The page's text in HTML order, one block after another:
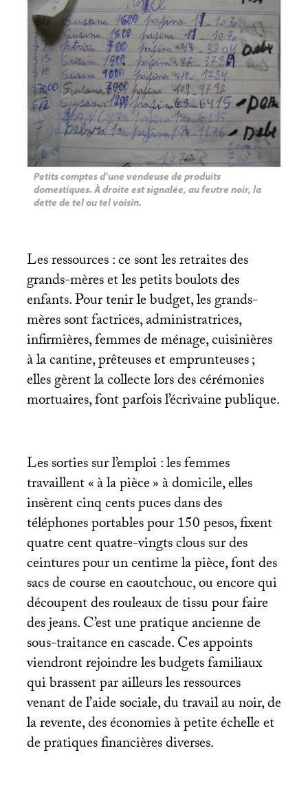
Petits comptes d’une vendeuse de produits
domestiques. À droite est signalée, au feutre noir, la
dette de tel ou tel voisin.
Les ressources : ce sont les retraites des
grands-mères et les petits boulots des
enfants. Pour tenir le budget, les grands-
mères sont factrices, administratrices,
infirmières, femmes de ménage, cuisinières
à la cantine, prêteuses et emprunteuses;
elles gèrent la collecte lors des cérémonies
mortuaires, font parfois l’écrivaine publique.
Les sorties sur l’emploi : les femmes
travaillent «à la pièce» à domicile, elles
insèrent cinq cents puces dans des
téléphones portables pour 150 pesos, fixent
quatre cent quatre-vingts clous sur des
ceintures pour un centime la pièce, font des
sacs de course en caoutchouc, ou encore qui
découpent des rouleaux de tissu pour faire
des jeans. C’est une pratique ancienne de
sous-traitance en cascade. Ces appoints
viendront rejoindre les budgets familiaux
qui brassent par ailleurs les ressources
venant de l’aide sociale, du travail au noir, de
la revente, des économies à petite échelle et
de pratiques financières diverses.